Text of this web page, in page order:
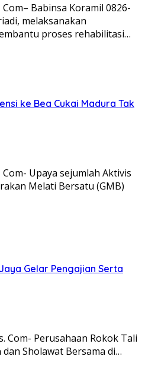
Com– Babinsa Koramil 0826-
melaksanakan
proses rehabilitasi…
ke Bea Cukai Madura Tak
Com- Upaya sejumlah Aktivis
Melati Bersatu (GMB)
Gelar Pengajian Serta
Com- Perusahaan Rokok Tali
Sholawat Bersama di…